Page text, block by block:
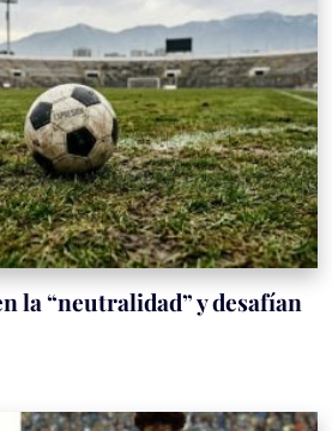
la “neutralidad” y desafían